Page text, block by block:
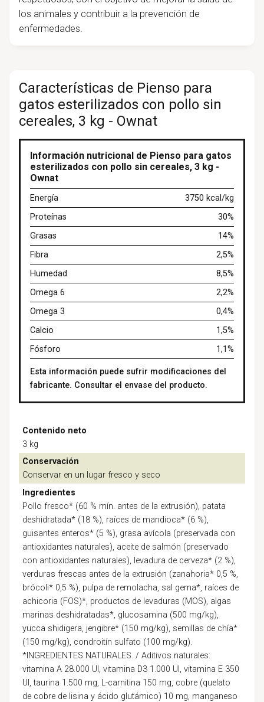
los animales y contribuir a la prevención de
enfermedades.
Características de Pienso para
gatos esterilizados con pollo sin
cereales, 3 kg - Ownat
Información nutricional de Pienso para gatos
esterilizados con pollo sin cereales, 3 kg -
Ownat
Energía
3750 kcal/kg
Proteínas
30%
Grasas
14%
Fibra
2,5%
Humedad
8,5%
Omega 6
2,2%
Omega 3
0,4%
Calcio
1,5%
Fósforo
1,1%
Esta información puede sufrir modificaciones del
fabricante. Consultar el envase del producto.
Contenido neto
3 kg
Conservación
Conservar en un lugar fresco y seco
Ingredientes
Pollo fresco* (60 % mín. antes de la extrusión), patata
deshidratada* (18 %), raíces de mandioca* (6 %),
guisantes enteros* (5 %), grasa avícola (preservada con
antioxidantes naturales), aceite de salmón (preservado
con antioxidantes naturales), levadura de cerveza* (2 %),
verduras frescas antes de la extrusión (zanahoria* 0,5 %,
brócoli* 0,5 %), pulpa de remolacha, sal gema*, raíces de
achicoria (FOS)*, productos de levaduras (MOS), algas
marinas deshidratadas*, glucosamina (500 mg/kg),
yucca shidigera, jengibre* (150 mg/kg), semillas de chía*
(150 mg/kg), condroitín sulfato (100 mg/kg).
*INGREDIENTES NATURALES. / Aditivos naturales:
vitamina A 28.000 UI, vitamina D3 1.000 UI, vitamina E 350
UI, taurina 1.500 mg, L-carnitina 150 mg, cobre (quelato
de cobre de lisina y ácido glutámico) 10 mg, manganeso